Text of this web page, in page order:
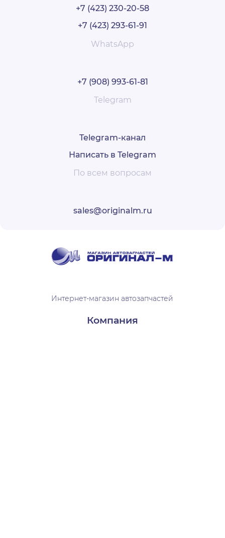
+7 (423) 230-20-58
+7 (423) 293-61-91
WhatsApp
+7 (908) 993-61-81
Telegram
Telegram-канал
Написать в Telegram
По всем вопросам
sales@originalm.ru
Интернет-магазин автозапчастей
Компания